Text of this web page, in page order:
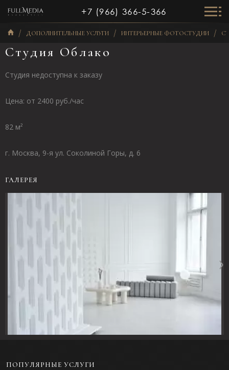
+7 (966) 366-5-366
ДОПОЛНИТЕЛЬНЫЕ УСЛУГИ ИНТЕРЬЕРНЫЕ ФОТОСТУДИИ
Студия Облако
Студия недоступна к заказу
Цена: от 2400 руб./час
82 м²
г. Москва, 9-я ул. Соколиной Горы, д. 6
ГАЛЕРЕЯ
ПОПУЛЯРНЫЕ УСЛУГИ